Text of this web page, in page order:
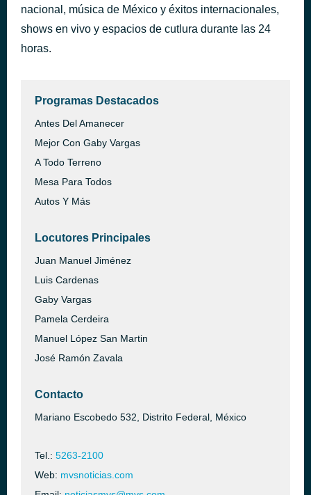
nacional, música de México y éxitos internacionales,
shows en vivo y espacios de cutlura durante las 24
horas.
Programas Destacados
Antes Del Amanecer
Mejor Con Gaby Vargas
A Todo Terreno
Mesa Para Todos
Autos Y Más
Locutores Principales
Juan Manuel Jiménez
Luis Cardenas
Gaby Vargas
Pamela Cerdeira
Manuel López San Martin
José Ramón Zavala
Contacto
Mariano Escobedo 532, Distrito Federal, México
Tel.: 5263-2100
Web: mvsnoticias.com